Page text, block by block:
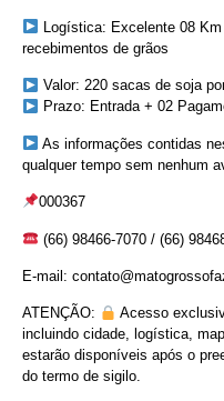
Logística: Excelente 08
recebimentos de grãos
Valor: 220 sacas de soja
Prazo: Entrada + 02
As informações contidas
qualquer tempo sem nenhum
000367
(66) 98466-7070 / (66)
E-mail:
ATENÇÃO:
Acesso
incluindo cidade, logística,
estarão disponíveis após o
do termo de sigilo.